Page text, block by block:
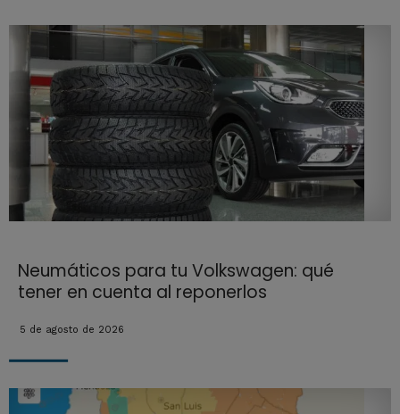
Neumáticos para tu Volkswagen: qué
tener en cuenta al reponerlos
5 de agosto de 2026